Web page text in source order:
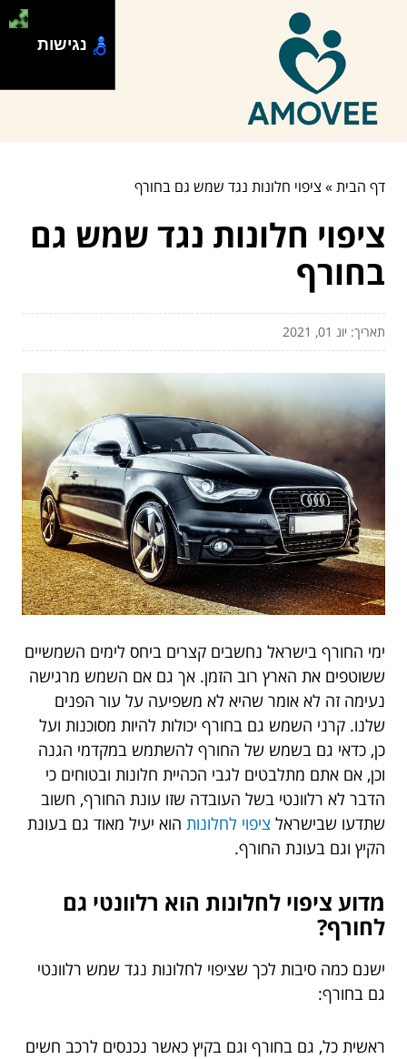
דף הבית» ציפוי חלונות נגד שמש גם בחורף
ציפוי חלונות נגד שמש גם
בחורף
תאריך: יונ 01, 2021
ימי החורף בישראל נחשבים קצרים ביחס לימים השמשיים
ששוטפים את הארץ רוב הזמן. אך גם אם השמש מרגישה
נעימה זה לא אומר שהיא לא משפיעה על עור הפנים
שלנו. קרני השמש גם בחורף יכולות להיות מסוכנות ועל
כן, כדאי גם בשמש של החורף להשתמש במקדמי הגנה
וכן, אם אתם מתלבטים לגבי הכהיית חלונות ובטוחים כי
הדבר לא רלוונטי בשל העובדה שזו עונת החורף, חשוב
שתדעו שבישראל ציפוי לחלונות הוא יעיל מאוד גם בעונת
הקיץ וגם בעונת החורף.
מדוע ציפוי לחלונות הוא רלוונטי גם
לחורף?
ישנם כמה סיבות לכך שציפוי לחלונות נגד שמש רלוונטי
גם בחורף:
ראשית כל, גם בחורף וגם בקיץ כאשר נכנסים לרכב חשים
נגישות